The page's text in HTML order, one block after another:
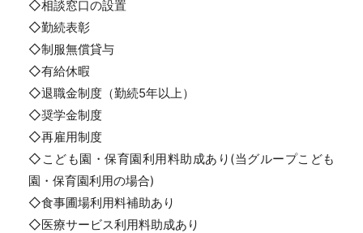
◇相談窓口の設置
◇勤続表彰
◇制服無償貸与
◇有給休暇
◇退職金制度（勤続5年以上）
◇奨学金制度
◇再雇用制度
◇こども園・保育園利用料助成あり(当グループこども
園・保育園利用の場合)
◇食事圃場利用料補助あり
◇医療サービス利用料助成あり